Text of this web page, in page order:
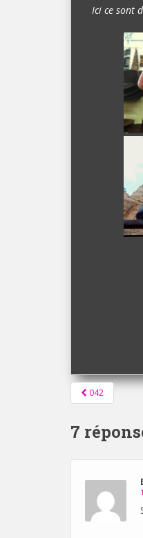
Ici ce sont
d'article
042
7